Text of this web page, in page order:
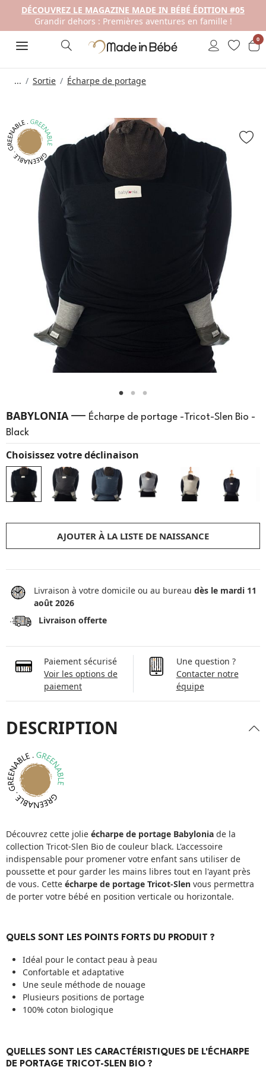
DÉCOUVREZ LE MAGAZINE MADE IN BÉBÉ ÉDITION #05
Grandir dehors : Premières aventures en famille !
0
... Sortie Écharpe de portage
BABYLONIA — Écharpe de portage -Tricot-Slen Bio -
Black
Choisissez votre déclinaison
AJOUTER À LA LISTE DE NAISSANCE
Livraison à votre domicile ou au bureau dès le mardi 11
août 2026
Livraison offerte
Paiement sécurisé
Voir les options de
paiement
Une question ?
Contacter notre
équipe
DESCRIPTION
Découvrez cette jolie écharpe de portage Babylonia de la
collection Tricot-Slen Bio de couleur black. L'accessoire
indispensable pour promener votre enfant sans utiliser de
poussette et pour garder les mains libres tout en l'ayant près
de vous. Cette écharpe de portage Tricot-Slen vous permettra
de porter votre bébé en position verticale ou horizontale.
QUELS SONT LES POINTS FORTS DU PRODUIT ?
Idéal pour le contact peau à peau
Confortable et adaptative
Une seule méthode de nouage
Plusieurs positions de portage
100% coton biologique
QUELLES SONT LES CARACTÉRISTIQUES DE L'ÉCHARPE
DE PORTAGE TRICOT-SLEN BIO ?